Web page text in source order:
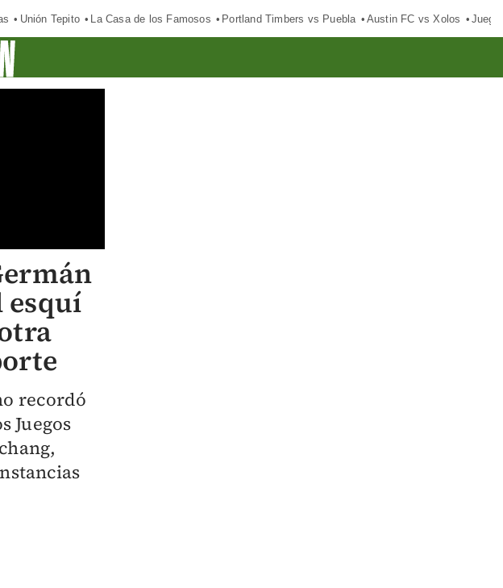
Unión Tepito La Casa de los Famosos Portland Timbers vs Puebla Austin FC vs Xolos
esquí
recordó
Juegos